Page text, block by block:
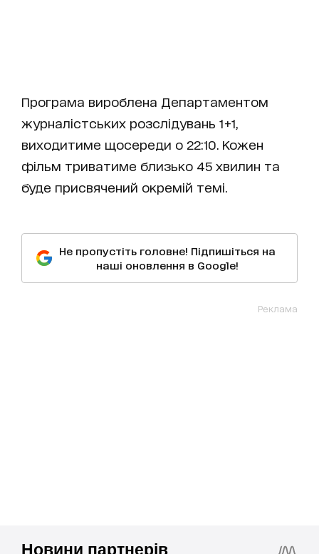
Програма вироблена Департаментом
журналістських розслідувань 1+1,
виходитиме щосереди о 22:10. Кожен
фільм триватиме близько 45 хвилин та
буде присвячений окремій темі.
Не пропустіть головне! Підпишіться на
наші оновлення в Google!
Реклама